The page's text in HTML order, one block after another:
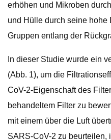
erhöhen und Mikroben
und Hülle durch seine hohe
Gruppen entlang der
In dieser Studie wurde ein
(Abb. 1), um die
CoV-2-Eigenschaft des
behandeltem Filter zu
mit einem über die Luft
SARS-CoV-2 zu beurteilen,